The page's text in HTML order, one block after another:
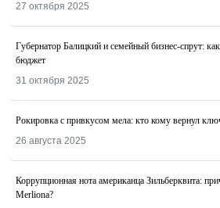
27 октября 2025
Губернатор Балицкий и семейный бизнес-спрут:
бюджет
31 октября 2025
Рокировка с привкусом мела: кто кому вернул
26 августа 2025
Коррупционная нота американца Зильберквита:
Merliona?